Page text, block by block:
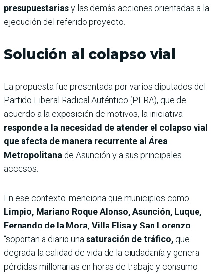
presupuestariasy las demás acciones orientadas a la
ejecución del referido proyecto.
Solución al colapso vial
La propuesta fue presentada por varios diputados del
Partido Liberal Radical Auténtico (PLRA), que de
acuerdo a la exposición de motivos, la iniciativa
responde a la necesidad de atender el colapso vial
que afecta de manera recurrente al Área
Metropolitana de Asunción y a sus principales
accesos.
En ese contexto, menciona que municipios como
Limpio, Mariano Roque Alonso, Asunción, Luque,
Fernando de la Mora, Villa Elisa y San Lorenzo
“soportan a diario una saturación de tráfico, que
degrada la calidad de vida de la ciudadanía y genera
pérdidas millonarias en horas de trabajo y consumo